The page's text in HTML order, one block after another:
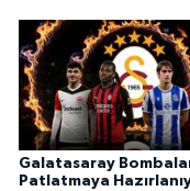
Galatasaray
Patlatmaya